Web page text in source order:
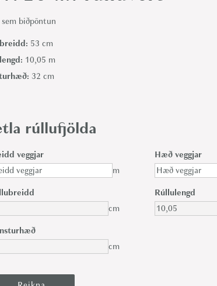
sem biðpöntun
53 cm
10,05 m
32 cm
rúllufjölda
veggjar
m
Hæð veggjar
cm
Rúllulengd
cm